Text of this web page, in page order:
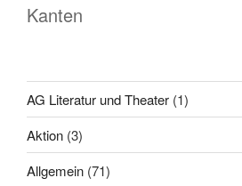
Kanten
AG Literatur und Theater (1)
Aktion (3)
Allgemein (71)